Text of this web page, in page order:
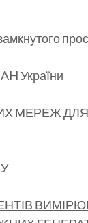
України
МЕРЕЖ